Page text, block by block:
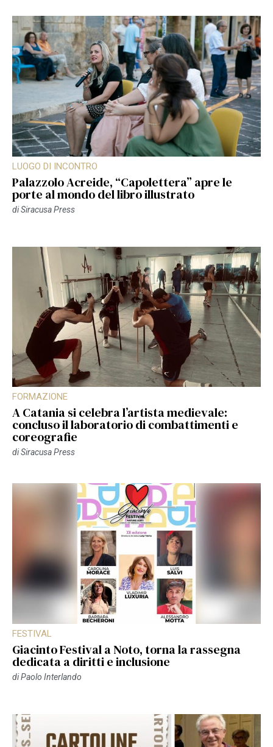
LUOGO DI INCONTRO
Palazzolo Acreide, “Capolettera” apre le
porte al mondo del libro illustrato
diSiracusa Press
FORMAZIONE
A Catania si celebra l’artista medievale:
concluso il laboratorio di combattimenti e
coreografie
diSiracusa Press
FESTIVAL
Giacinto Festival a Noto, torna la rassegna
dedicata a diritti e inclusione
diPaolo Interlando